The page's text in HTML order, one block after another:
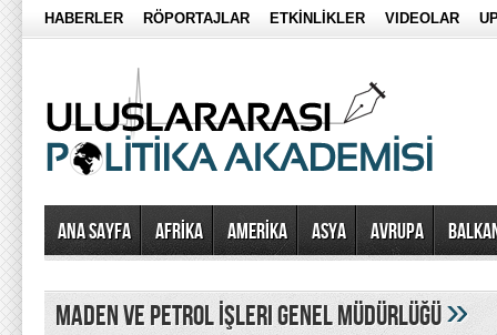
HABERLER RÖPORTAJLAR ETKİNLİKLER VIDEOLAR
Ana Sayfa AFRİKA AMERİKA ASYA AVRUPA
Maden ve Petrol İşleri Genel Müdürlüğü»